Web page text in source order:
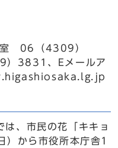
室 06（4309）
3831、Eメールア
は、市民の花「キキョ
から市役所本庁舎1